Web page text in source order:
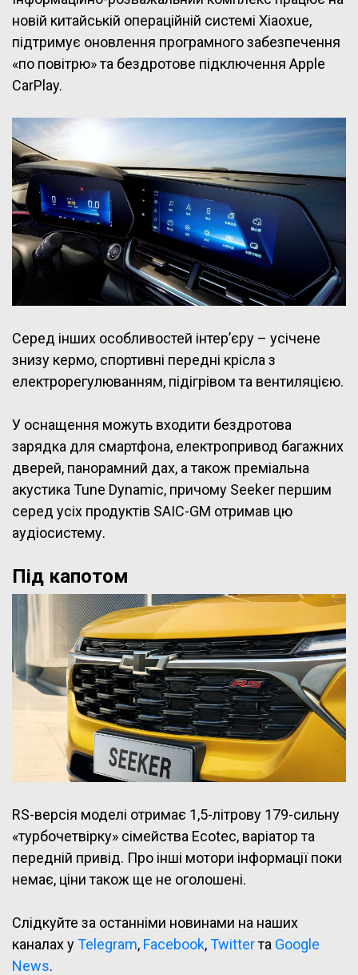
новій китайській операційній системі Xiaoxue,
підтримує оновлення програмного забезпечення
«по повітрю» та бездротове підключення Apple
CarPlay.
Серед інших особливостей інтер’єру – усічене
знизу кермо, спортивні передні крісла з
електрорегулюванням, підігрівом та вентиляцією.
У оснащення можуть входити бездротова
зарядка для смартфона, електропривод багажних
дверей, панорамний дах, а також преміальна
акустика Tune Dynamic, причому Seeker першим
серед усіх продуктів SAIC-GM отримав цю
аудіосистему.
Під капотом
RS-версія моделі отримає 1,5-літрову 179-сильну
«турбочетвірку» сімейства Ecotec, варіатор та
передній привід. Про інші мотори інформації поки
немає, ціни також ще не оголошені.
Слідкуйте за останніми новинами на наших
каналах уTelegram, Facebook,Twitterта Google
News.